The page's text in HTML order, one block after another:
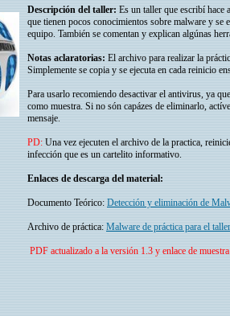
Descripción del taller: Es un taller que escribí hace
que tienen pocos conocimientos sobre malware y se
equipo. También se comentan y explican algúnas
Notas aclaratorias: El archivo para realizar la
Simplemente se copia y se ejecuta en cada reinicio
Para usarlo recomiendo desactivar el antivirus, ya
como muestra. Si no són capázes de eliminarlo,
mensaje.
PD: Una vez ejecuten el archivo de la practica,
infección que es un cartelito informativo.
Enlaces de descarga del material:
Documento Teórico: Detección y eliminación de
Archivo de práctica: Malware de práctica para el taller
PDF actualizado a la versión 1.3 y enlace de